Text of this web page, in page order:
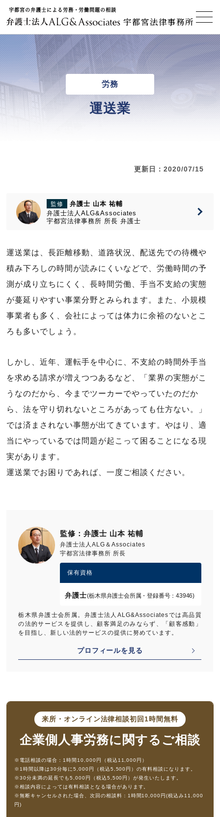
宇都宮の弁護士による労務・労働問題の相談
宇都宮法律事務所
労務
運送業
更新日：2020/07/15
監修
弁護士 山本 祐輔
弁護士法人ALG&Associates
宇都宮法律事務所 所長 弁護士
運送業は、長距離移動、道路状況、配送先での待機や
積み下ろしの時間が読みにくいなどで、労働時間の予
測が成り立ちにくく、長時間労働、手当不支給の実態
が蔓延りやすい事業分野とみられます。また、小規模
事業者も多く、会社によっては体力に余裕のないとこ
ろも多いでしょう。
しかし、近年、運転手を中心に、不支給の時間外手当
を求める請求が増えつつあるなど、「業界の実態がこ
うなのだから、今までツーカーでやっていたのだか
ら、法を守り切れないところがあっても仕方ない。」
では済まされない事態が出てきています。やはり、適
当にやっているでは問題が起こって困ることになる現
実があります。
運送業でお困りであれば、一度ご相談ください。
監修：弁護士 山本 祐輔
弁護士法人ALG＆Associates
宇都宮法律事務所 所長
保有資格
弁護士(栃木県弁護士会所属・登録番号：43946)
栃木県弁護士会所属。弁護士法人ALG&Associatesでは高品質
の法的サービスを提供し、顧客満足のみならず、「顧客感動」
を目指し、新しい法的サービスの提供に努めています。
プロフィールを見る
来所・オンライン法律相談初回1時間無料
企業側人事労務に 関するご相談
※電話相談の場合：1時間10,000円（税込11,000円）
※1時間以降は30分毎に5,000円（税込5,500円）の有料相談になります。
※30分未満の延長でも5,000円（税込5,500円）が発生いたします。
※相談内容によっては有料相談となる場合があります。
※無断キャンセルされた場合、次回の相談料：1時間10,000円(税込み11,000
円)